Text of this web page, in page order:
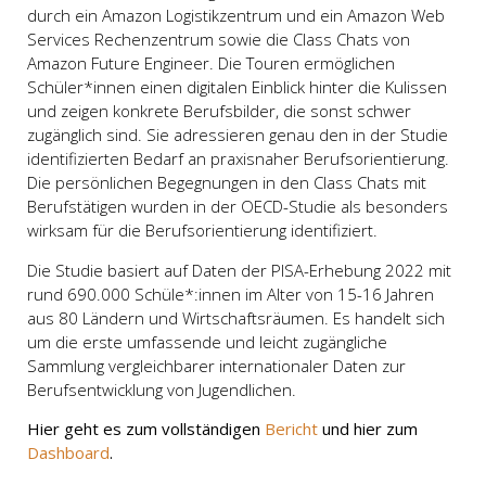
durch ein Amazon Logistikzentrum und ein Amazon Web
Services Rechenzentrum sowie die Class Chats von
Amazon Future Engineer. Die Touren ermöglichen
Schüler*innen einen digitalen Einblick hinter die Kulissen
und zeigen konkrete Berufsbilder, die sonst schwer
zugänglich sind. Sie adressieren genau den in der Studie
identifizierten Bedarf an praxisnaher Berufsorientierung.
Die persönlichen Begegnungen in den Class Chats mit
Berufstätigen wurden in der OECD-Studie als besonders
wirksam für die Berufsorientierung identifiziert.
Die Studie basiert auf Daten der PISA-Erhebung 2022 mit
rund 690.000 Schüle*:innen im Alter von 15-16 Jahren
aus 80 Ländern und Wirtschaftsräumen. Es handelt sich
um die erste umfassende und leicht zugängliche
Sammlung vergleichbarer internationaler Daten zur
Berufsentwicklung von Jugendlichen.
Hier geht es zum vollständigen Bericht und hier zum
Dashboard.